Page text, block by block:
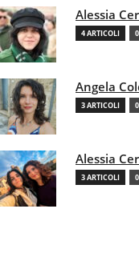
Alessia
4 ARTICOLI
Angela
3 ARTICOLI
Alessia
3 ARTICOLI